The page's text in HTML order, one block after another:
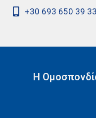
+30 693 650 39 33
Η